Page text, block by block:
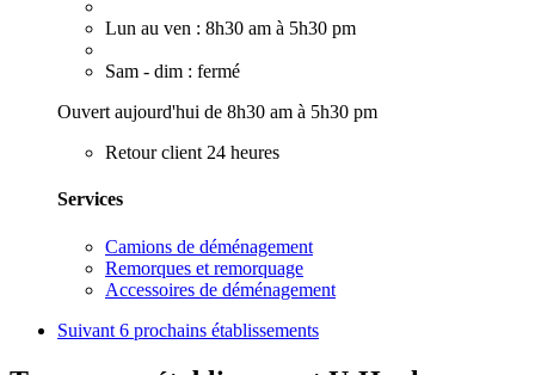
Lun au ven : 8h30 am à 5h30 pm
Sam - dim : fermé
Ouvert aujourd'hui de 8h30 am à 5h30 pm
Retour client 24 heures
Services
Camions de déménagement
Remorques et remorquage
Accessoires de déménagement
Suivant 6 prochains établissements